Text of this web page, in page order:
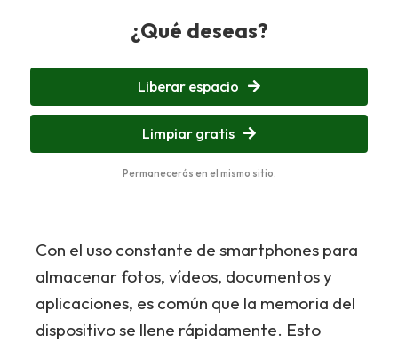
¿Qué deseas?
Liberar espacio
Limpiar gratis
Permanecerás en el mismo sitio.
Con el uso constante de smartphones para
almacenar fotos, vídeos, documentos y
aplicaciones, es común que la memoria del
dispositivo se llene rápidamente. Esto